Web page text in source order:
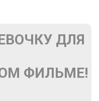
ДЛЯ
ФИЛЬМЕ!